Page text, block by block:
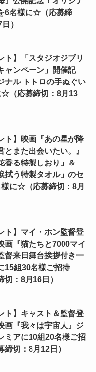
6名様に☆（応募締
）
ト】「スタジオジブリ
ャンペーン」開催記
ナル トトロの手ぬぐい
☆（応募締切：8月13
ト】映画『あの星が降
とまた出会いたい。』
香る特製しおり」＆
拭う特製タオル」のセ
様に☆（応募締切：8月
ト】マイ・ホン監督登
画『猫たちと7000マイ
督来日舞台挨拶付き一
15組30名様ご招待
：8月16日）
ト】キャスト＆監督登
画『我々は宇宙人』ジ
ミアに10組20名様ご招
切：8月12日）